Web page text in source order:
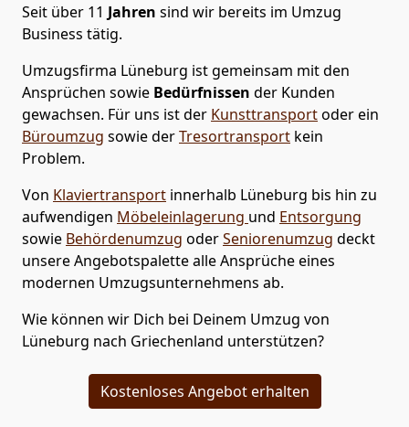
Seit über 11 Jahren sind wir bereits im Umzug
Business tätig.
Umzugsfirma Lüneburg ist gemeinsam mit den
Ansprüchen sowie Bedürfnissen der Kunden
gewachsen. Für uns ist der Kunsttransportoder ein
Büroumzug sowie derTresortransport kein
Problem.
Von Klaviertransport innerhalb Lüneburg bis hin zu
aufwendigen Möbeleinlagerung und Entsorgung
sowie Behördenumzug oderSeniorenumzug deckt
unsere Angebotspalette alle Ansprüche eines
modernen Umzugsunternehmens ab.
Wie können wir Dich bei Deinem Umzug von
Lüneburg nach Griechenland unterstützen?
Kostenloses Angebot erhalten